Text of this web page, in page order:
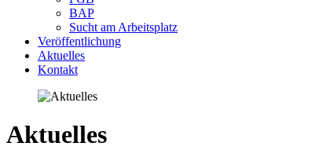
BAP
Sucht am Arbeitsplatz
Veröffentlichung
Aktuelles
Kontakt
Aktuelles